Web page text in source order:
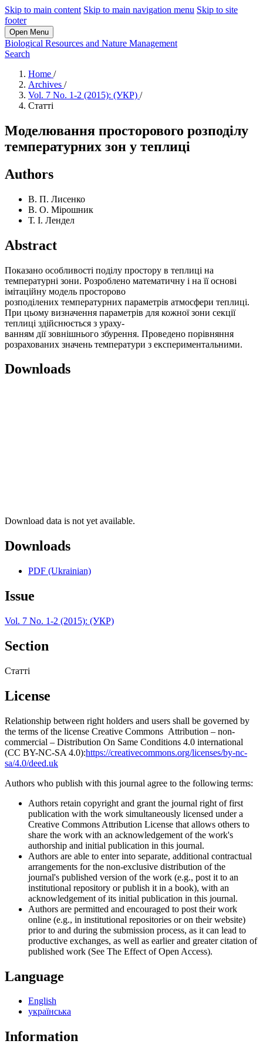
Skip to main content Skip to main navigation menu Skip to site
footer
Open Menu
Biological Resources and Nature Management
Search
Home /
Archives /
Vol. 7 No. 1-2 (2015): (УКР) /
Статті
Моделювання просторового розподілу
температурних зон у теплиці
Authors
В. П. Лисенко
В. О. Мірошник
Т. І. Лендел
Abstract
Показано особливості поділу простору в теплиці на
температурні зони. Розроблено математичну і на її основі
імітаційну модель просторово
розподілених температурних параметрів атмосфери теплиці.
При цьому визначення параметрів для кожної зони секції
теплиці здійснюється з ураху-
ванням дії зовнішнього збурення. Проведено порівняння
розрахованих значень температури з експериментальними.
Downloads
Download data is not yet available.
Downloads
PDF (Ukrainian)
Issue
Vol. 7 No. 1-2 (2015): (УКР)
Section
Статті
License
Relationship between right holders and users shall be governed by
the terms of the license Creative Commons Attribution – non-
commercial – Distribution On Same Conditions 4.0 international
(CC BY-NC-SA 4.0):https://creativecommons.org/licenses/by-nc-
sa/4.0/deed.uk
Authors who publish with this journal agree to the following terms:
Authors retain copyright and grant the journal right of first
publication with the work simultaneously licensed under a
Creative Commons Attribution License that allows others to
share the work with an acknowledgement of the work's
authorship and initial publication in this journal.
Authors are able to enter into separate, additional contractual
arrangements for the non-exclusive distribution of the
journal's published version of the work (e.g., post it to an
institutional repository or publish it in a book), with an
acknowledgement of its initial publication in this journal.
Authors are permitted and encouraged to post their work
online (e.g., in institutional repositories or on their website)
prior to and during the submission process, as it can lead to
productive exchanges, as well as earlier and greater citation of
published work (See The Effect of Open Access).
Language
English
українська
Information